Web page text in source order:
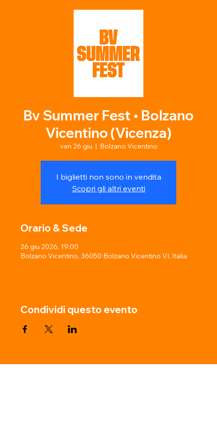
Bv Summer Fest • Bolzano
Vicentino (Vicenza)
ven 26 giu
  |
Bolzano Vicentino
I biglietti non sono in vendita
Scopri gli altri eventi
Orario & Sede
26 giu 2026, 19:00
Bolzano Vicentino, 36050 Bolzano Vicentino VI, Italia
Condividi questo evento